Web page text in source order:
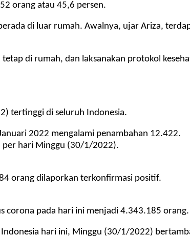
orang atau 45,6 persen.
di luar rumah. Awalnya, ujar Ariza,
di rumah, dan laksanakan protokol
tertinggi di seluruh Indonesia.
2022 mengalami penambahan 12.422.
per hari Minggu (30/1/2022).
orang dilaporkan terkonfirmasi positif.
corona pada hari ini menjadi 4.343.185 orang.
hari ini, Minggu (30/1/2022)